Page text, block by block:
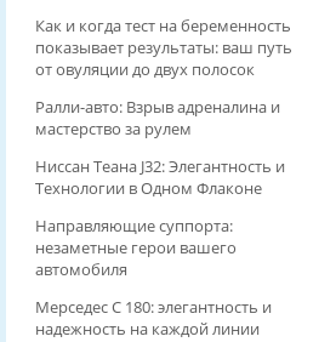
Как и когда тест на беременность
показывает результаты: ваш путь
от овуляции до двух полосок
Ралли-авто: Взрыв адреналина и
мастерство за рулем
Ниссан Теана J32: Элегантность и
Технологии в Одном Флаконе
Направляющие суппорта:
незаметные герои вашего
автомобиля
Мерседес С 180: элегантность и
надежность на каждой линии